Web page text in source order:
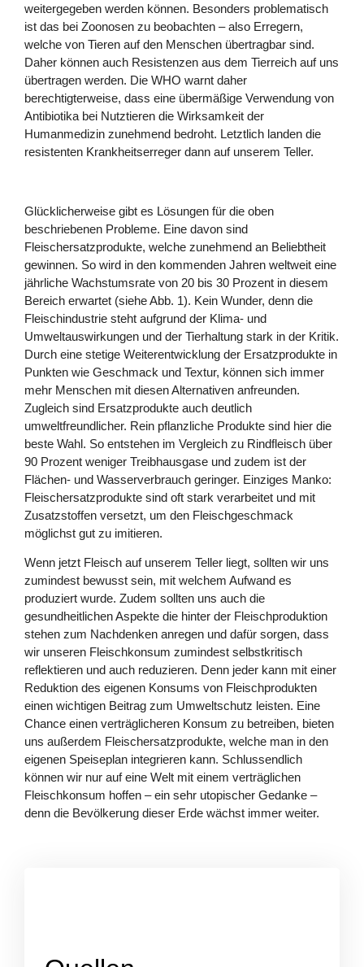
weitergegeben werden können. Besonders problematisch
ist das bei Zoonosen zu beobachten – also Erregern,
welche von Tieren auf den Menschen übertragbar sind.
Daher können auch Resistenzen aus dem Tierreich auf uns
übertragen werden. Die WHO warnt daher
berechtigterweise, dass eine übermäßige Verwendung von
Antibiotika bei Nutztieren die Wirksamkeit der
Humanmedizin zunehmend bedroht. Letztlich landen die
resistenten Krankheitserreger dann auf unserem Teller.
Glücklicherweise gibt es Lösungen für die oben
beschriebenen Probleme. Eine davon sind
Fleischersatzprodukte, welche zunehmend an Beliebtheit
gewinnen. So wird in den kommenden Jahren weltweit eine
jährliche Wachstumsrate von 20 bis 30 Prozent in diesem
Bereich erwartet (siehe Abb. 1). Kein Wunder, denn die
Fleischindustrie steht aufgrund der Klima- und
Umweltauswirkungen und der Tierhaltung stark in der Kritik.
Durch eine stetige Weiterentwicklung der Ersatzprodukte in
Punkten wie Geschmack und Textur, können sich immer
mehr Menschen mit diesen Alternativen anfreunden.
Zugleich sind Ersatzprodukte auch deutlich
umweltfreundlicher. Rein pflanzliche Produkte sind hier die
beste Wahl. So entstehen im Vergleich zu Rindfleisch über
90 Prozent weniger Treibhausgase und zudem ist der
Flächen- und Wasserverbrauch geringer. Einziges Manko:
Fleischersatzprodukte sind oft stark verarbeitet und mit
Zusatzstoffen versetzt, um den Fleischgeschmack
möglichst gut zu imitieren.
Wenn jetzt Fleisch auf unserem Teller liegt, sollten wir uns
zumindest bewusst sein, mit welchem Aufwand es
produziert wurde. Zudem sollten uns auch die
gesundheitlichen Aspekte die hinter der Fleischproduktion
stehen zum Nachdenken anregen und dafür sorgen, dass
wir unseren Fleischkonsum zumindest selbstkritisch
reflektieren und auch reduzieren. Denn jeder kann mit einer
Reduktion des eigenen Konsums von Fleischprodukten
einen wichtigen Beitrag zum Umweltschutz leisten. Eine
Chance einen verträglicheren Konsum zu betreiben, bieten
uns außerdem Fleischersatzprodukte, welche man in den
eigenen Speiseplan integrieren kann. Schlussendlich
können wir nur auf eine Welt mit einem verträglichen
Fleischkonsum hoffen – ein sehr utopischer Gedanke –
denn die Bevölkerung dieser Erde wächst immer weiter.